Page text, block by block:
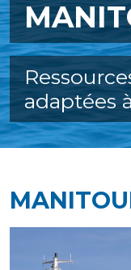
adaptées